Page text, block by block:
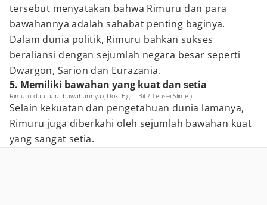
tersebut menyatakan bahwa Rimuru dan para
bawahannya adalah sahabat penting baginya.
Dalam dunia politik, Rimuru bahkan sukses
beraliansi dengan sejumlah negara besar seperti
Dwargon, Sarion dan Eurazania.
5. Memiliki bawahan yang kuat dan setia
Rimuru dan para bawahannya ( Dok. Eight Bit / Tensei Slime )
Selain kekuatan dan pengetahuan dunia lamanya,
Rimuru juga diberkahi oleh sejumlah bawahan kuat
yang sangat setia.